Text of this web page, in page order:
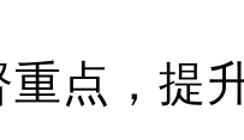
重点，提